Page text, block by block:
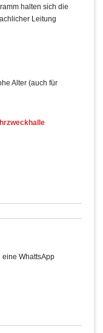
halten sich die
Leitung
Alter (auch für
eine WhattsApp